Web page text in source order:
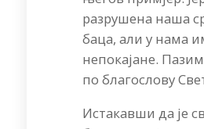
разрушена наша
баца, али у нама
непокајане.
по благослову
Истакавши да је